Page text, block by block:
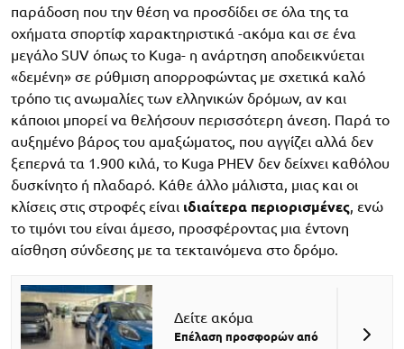
παράδοση που την θέση να προσδίδει σε όλα της τα
οχήματα σπορτίφ χαρακτηριστικά -ακόμα και σε ένα
μεγάλο SUV όπως το Kuga- η ανάρτηση αποδεικνύεται
«δεμένη» σε ρύθμιση απορροφώντας με σχετικά καλό
τρόπο τις ανωμαλίες των ελληνικών δρόμων, αν και
κάποιοι μπορεί να θελήσουν περισσότερη άνεση. Παρά το
αυξημένο βάρος του αμαξώματος, που αγγίζει αλλά δεν
ξεπερνά τα 1.900 κιλά, το Kuga PHEV δεν δείχνει καθόλου
δυσκίνητο ή πλαδαρό. Κάθε άλλο μάλιστα, μιας και οι
κλίσεις στις στροφές είναι ιδιαίτερα περιορισμένες, ενώ
το τιμόνι του είναι άμεσο, προσφέροντας μια έντονη
αίσθηση σύνδεσης με τα τεκταινόμενα στο δρόμο.
Δείτε ακόμα
Επέλαση προσφορών από